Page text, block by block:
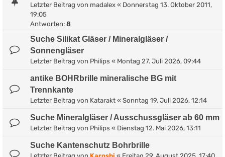
Letzter Beitrag von madalex « Donnerstag 13. Oktober 2011,
19:05
Antworten: 8
Suche Silikat Gläser / Mineralgläser /
Sonnengläser
Letzter Beitrag von Philips « Montag 27. Juli 2026, 09:44
antike BOHRbrille mineralische BG mit
Trennkante
Letzter Beitrag von Katarakt « Sonntag 19. Juli 2026, 12:14
Suche Mineralgläser / Ausschussgläser ab 60 mm
Letzter Beitrag von Philips « Dienstag 12. Mai 2026, 13:11
Suche Kantenschutz Bohrbrille